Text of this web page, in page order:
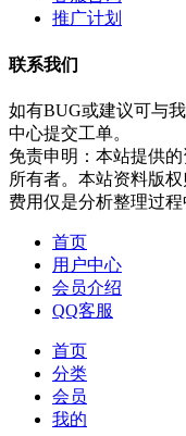
推广计划
联系我们
如有BUG或建议可与
中心提交工单。
免责申明：本站提供
所有者。本站资料版
费用仅是分析整理过
首页
用户中心
会员介绍
QQ客服
首页
分类
会员
我的